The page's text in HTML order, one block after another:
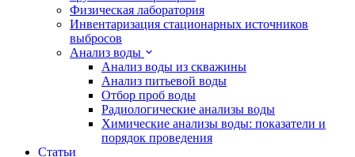
Физическая лаборатория
Инвентаризация стационарных источников
выбросов
Анализ воды
Анализ воды из скважины
Анализ питьевой воды
Отбор проб воды
Радиологические анализы воды
Химические анализы воды: показатели и
порядок проведения
Статьи